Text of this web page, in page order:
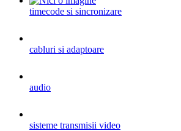
timecode si sincronizare
cabluri si adaptoare
audio
sisteme transmisii video